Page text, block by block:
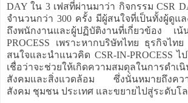
DAY ใน 3 เฟสที่ผ่านมาว่า กิจกรรม CSR
จำนวนกว่า 300 ครั้ง มีผู้สนใจที่เป็นทั้งผู้ดูแ
ถึงพนักงานและผู้ปฏิบัติงานที่เกี่ยวข้อง เ
PROCESS เพราะหากบริษัทไทย ธุรกิจไท
สนใจและนำแนวคิด CSR-IN-PROCESS ไ
เชื่อว่าจะช่วยให้เกิดความสมดุลในการดำเ
สังคมและสิ่งแวดล้อม ซึ่งนั่นหมายถึงควา
สังคม ชุมชน ประเทศ และขยายไปสู่ระดับโ